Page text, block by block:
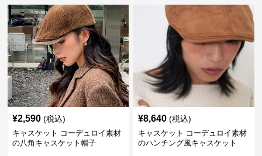
¥2,590 (税込)
キャスケット コーデュロイ素材
の八角キャスケット帽子
¥8,640 (税込)
キャスケット コーデュロイ素材
のハンチング風キャスケット